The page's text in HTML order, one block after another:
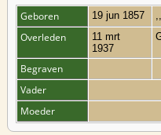
Geboren 19 jun 1857
Overleden
11 mrt
1937
Begraven
Vader
Moeder